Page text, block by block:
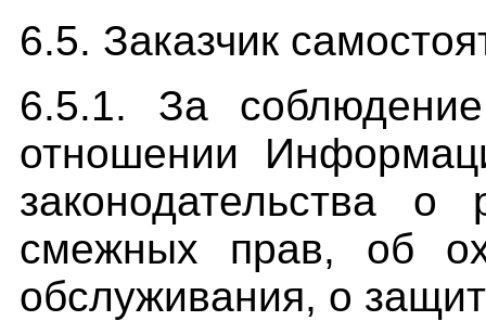
6.5. Заказчик
6.5.1. За соблюдение
отношении
законодательства
смежных прав, об
обслуживания, о